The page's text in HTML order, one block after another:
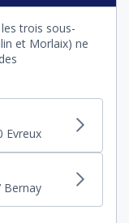
trois sous-
et Morlaix) ne
Evreux
Bernay